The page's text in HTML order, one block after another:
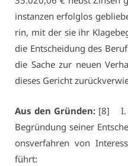
in­stan­zen er­folg­los
rin, mit der sie ihr
die Ent­schei­dung des
die Sa­che zur neu­en
die­ses Ge­richt
Aus den Grün­den:[8] I.
Be­grün­dung sei­ner
ons­ver­fah­ren von
führt: